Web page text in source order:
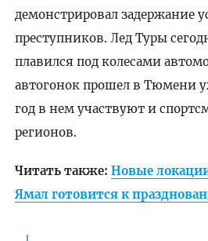
демонстрировал задержание
преступников. Лед Туры
плавился под колесами
автогонок прошел в Тюмени
год в нем участвуют и
регионов.
Читать также: Новые
Ямал готовится к